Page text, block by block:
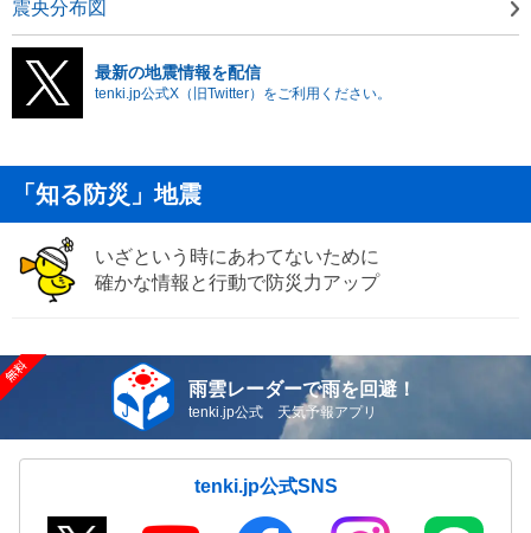
震央分布図
最新の地震情報を配信
tenki.jp公式X（旧Twitter）をご利用ください。
「知る防災」地震
いざという時にあわてないために
確かな情報と行動で防災力アップ
雨雲レーダーで雨を回避！
tenki.jp公式 天気予報アプリ
tenki.jp公式SNS